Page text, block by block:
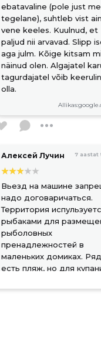
ebatavaline (pole just
tegelane), suhtleb vist
vene keeles. Kuulnud, et
paljud nii arvavad. Slipp
aga julm. Kõige kitsam
näinud olen. Algajatel
tagurdajatel võib
olla.
Алексей Лучин 7 aastat
Вьезд на машине
надо договаричаться.
Территория
рыбаками для
рыболовных
пренадлежностей в
маленьких домиках.
есть пляж, но для
пригоден.